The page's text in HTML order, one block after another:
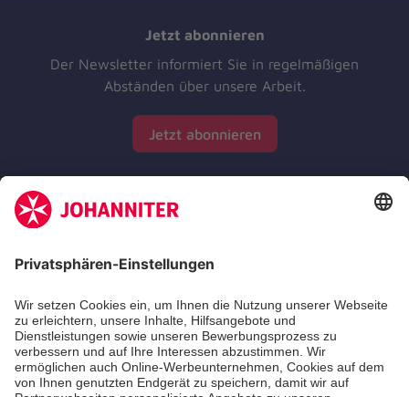
Jetzt abonnieren
Der Newsletter informiert Sie in regelmäßigen
Abständen über unsere Arbeit.
Jetzt abonnieren
Zertifizierung der Johanniter-Unfall-Hilfe e.V.
Die Johanniter GmbH führt das Spendenzertifikat
des Deutschen Spendenrats e.V.